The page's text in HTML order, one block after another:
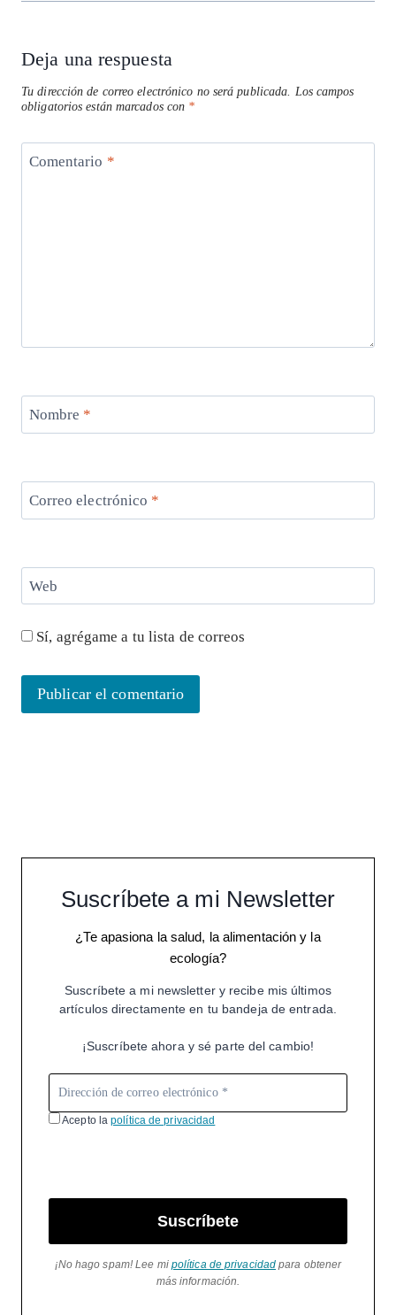
Deja una respuesta
Tu dirección de correo electrónico no será publicada. Los campos
obligatorios están marcados con *
Comentario *
Nombre *
Correo electrónico *
Web
Sí, agrégame a tu lista de correos
Suscríbete a mi Newsletter
¿Te apasiona la salud, la alimentación y la
ecología?
Suscríbete a mi newsletter y recibe mis últimos
artículos directamente en tu bandeja de entrada.
¡Suscríbete ahora y sé parte del cambio!
Acepto lapolítica de privacidad
Suscríbete
¡No hago spam! Lee mi política de privacidad para obtener
más información.